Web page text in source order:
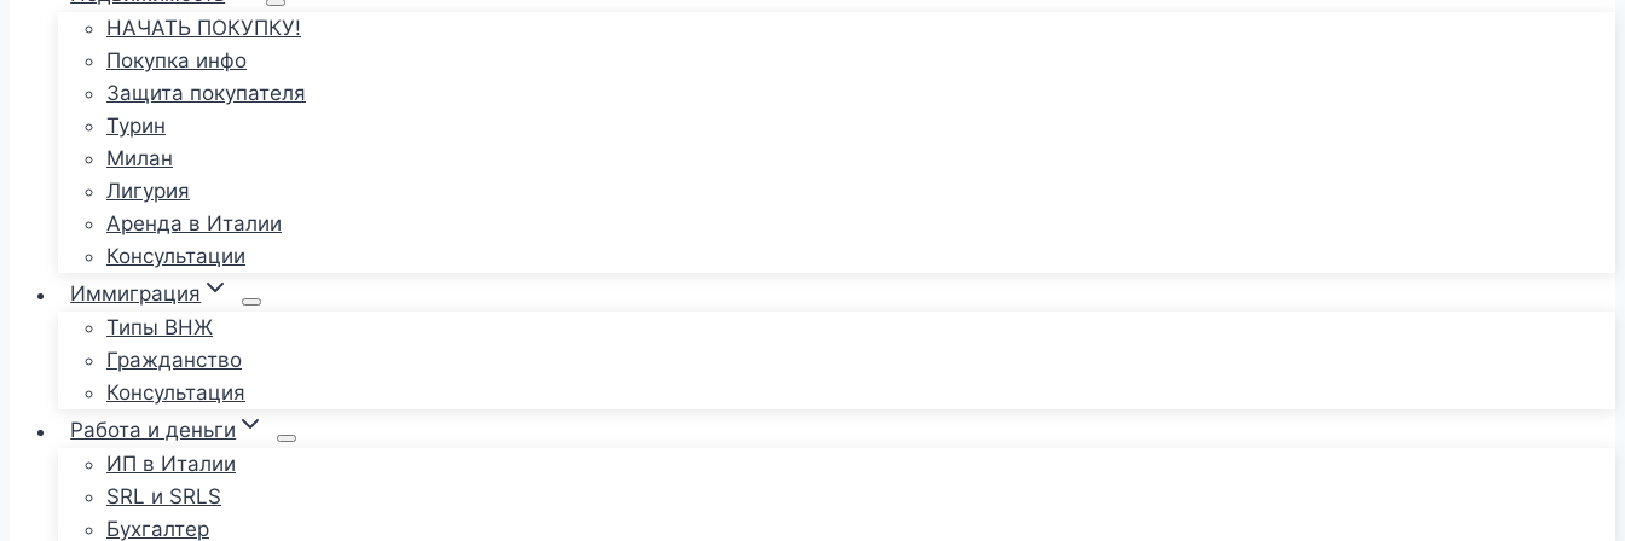
НАЧАТЬ ПОКУПКУ!
Покупка инфо
Защита покупателя
Турин
Милан
Лигурия
Аренда в Италии
Консультации
Иммиграция
Типы ВНЖ
Гражданство
Консультация
Работа и деньги
ИП в Италии
SRL и SRLS
Бухгалтер